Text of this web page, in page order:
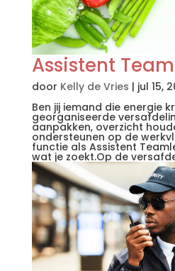
Assistent
door Kelly de Vries | jul 15,
Ben jij iemand die energie
georganiseerde
aanpakken, overzicht
ondersteunen op de
functie als Assistent
wat je zoekt.Op de